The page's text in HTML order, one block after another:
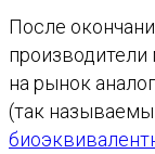
После
производители
на рынок
(так